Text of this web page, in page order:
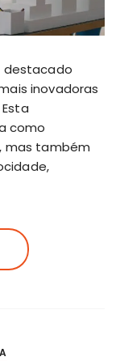
destacado
inovadoras
como
mas também